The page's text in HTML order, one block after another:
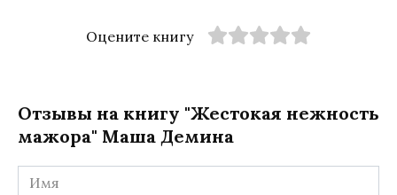
Оцените книгу
Отзывы на книгу "Жестокая нежность
мажора" Маша Демина
Имя